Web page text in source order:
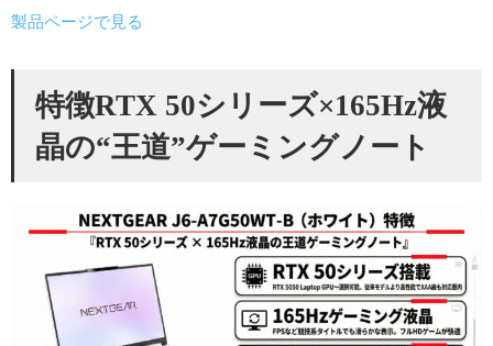
製品ページで見る
特徴RTX 50シリーズ×165Hz液
晶の“王道”ゲーミングノート